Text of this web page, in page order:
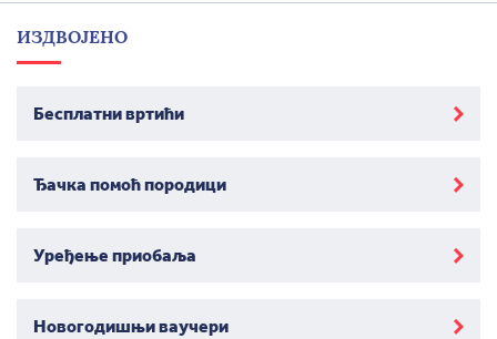
ИЗДВОЈЕНО
Бесплатни вртићи
Ђачка помоћ породици
Уређење приобаља
Новогодишњи ваучери